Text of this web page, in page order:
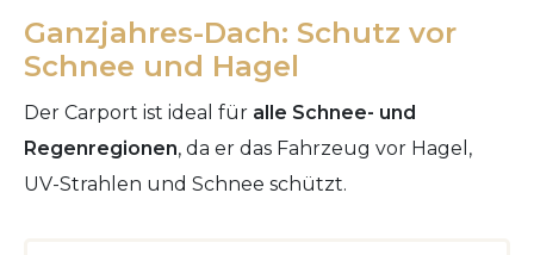
Ganzjahres-Dach: Schutz vor
Schnee und Hagel
Der Carport ist ideal für alle Schnee- und
Regenregionen, da er das Fahrzeug vor Hagel,
UV-Strahlen und Schnee schützt.